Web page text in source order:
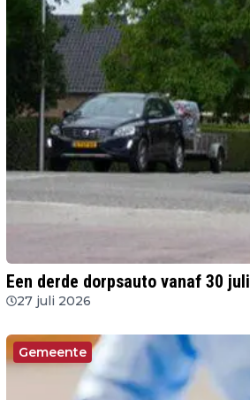
Een derde dorpsauto vanaf 30 juli
27 juli 2026
Gemeente